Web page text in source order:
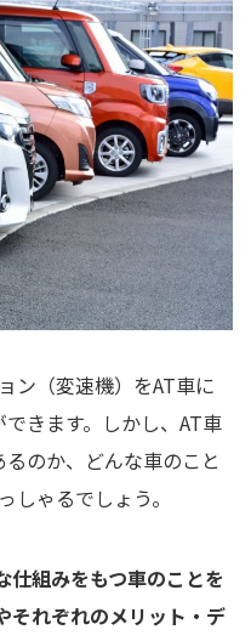
ン（変速機）をAT車に
きます。しかし、AT車
のか、どんな車のこと
しゃるでしょう。
仕組みをもつ車のことを
それぞれのメリット・デ